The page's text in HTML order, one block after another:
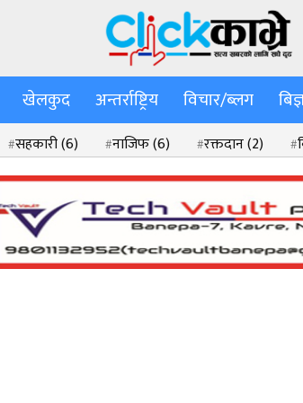
खेलकुद अन्तर्राष्ट्रिय विचार/ब्लग
सहकारी(6) नाजिफ(6) रक्तदान(2)
सामसङ एस–सेरिज(2)